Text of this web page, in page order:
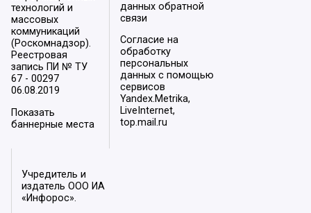
технологий и
массовых
коммуникаций
(Роскомнадзор).
Реестровая
запись ПИ № ТУ
67 - 00297
06.08.2019
Показать
баннерные места
данных обратной
связи
Согласие на
обработку
персональных
данных с помощью
сервисов
Yandex.Metrika,
LiveInternet,
top.mail.ru
Учредитель и
издатель ООО ИА
«Инфорос».